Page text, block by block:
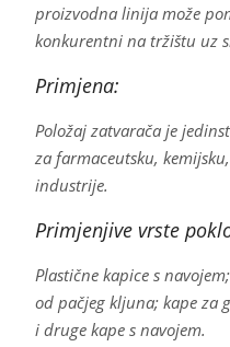
proizvodna linija može
konkurentni na tržištu uz
Primjena:
Položaj zatvarača je
za farmaceutsku,
industrije.
Primjenjive vrste
Plastične kapice s
od pačjeg kljuna; kape za
i druge kape s navojem.